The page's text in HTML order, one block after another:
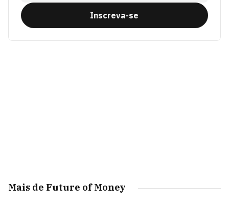
Inscreva-se
Mais de Future of Money